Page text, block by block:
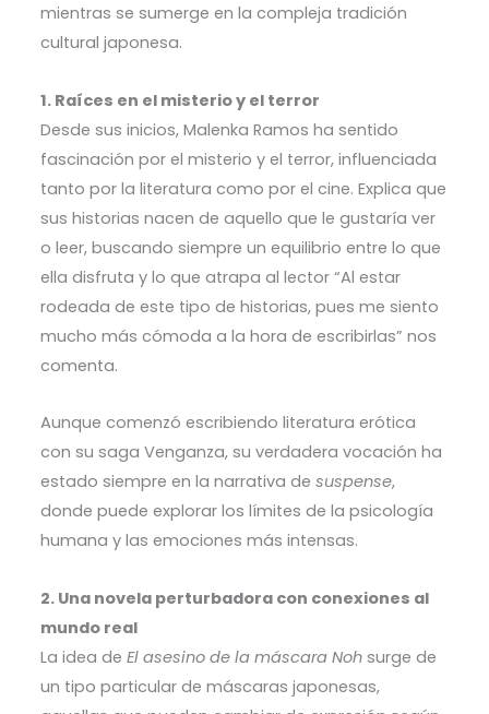
mientras se sumerge en la compleja tradición
cultural japonesa.
1. Raíces en el misterio y el terror
Desde sus inicios, Malenka Ramos ha sentido
fascinación por el misterio y el terror, influenciada
tanto por la literatura como por el cine. Explica que
sus historias nacen de aquello que le gustaría ver
o leer, buscando siempre un equilibrio entre lo que
ella disfruta y lo que atrapa al lector “Al estar
rodeada de este tipo de historias, pues me siento
mucho más cómoda a la hora de escribirlas” nos
comenta.
Aunque comenzó escribiendo literatura erótica
con su saga Venganza, su verdadera vocación ha
estado siempre en la narrativa de suspense,
donde puede explorar los límites de la psicología
humana y las emociones más intensas.
2. Una novela perturbadora con conexiones al
mundo real
La idea de El asesino de la máscara Nohsurge de
un tipo particular de máscaras japonesas,